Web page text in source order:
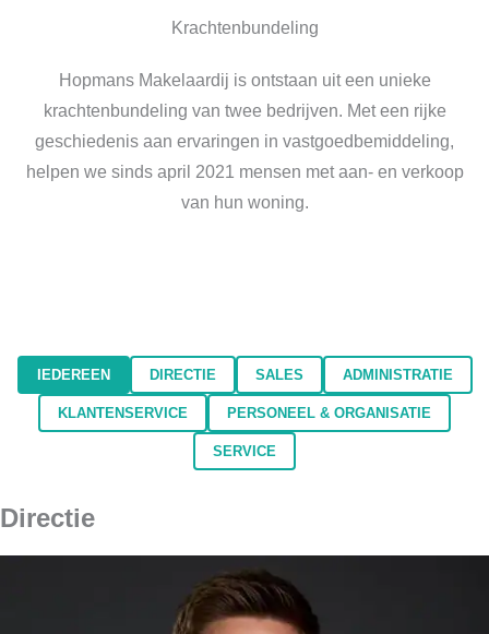
Krachtenbundeling
Hopmans Makelaardij is ontstaan uit een unieke
krachtenbundeling van twee bedrijven. Met een rijke
geschiedenis aan ervaringen in vastgoedbemiddeling,
helpen we sinds april 2021 mensen met aan- en verkoop
van hun woning.
IEDEREEN DIRECTIE SALES ADMINISTRATIE
KLANTENSERVICE PERSONEEL & ORGANISATIE
SERVICE
Directie